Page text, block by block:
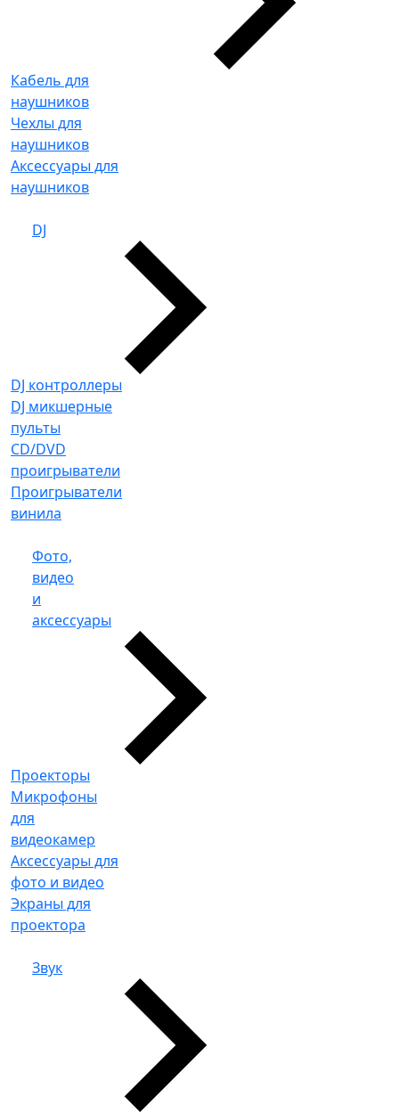
Кабель для
наушников
Чехлы для
наушников
Аксессуары для
наушников
DJ
DJ контроллеры
DJ микшерные
пульты
CD/DVD
проигрыватели
Проигрыватели
винила
Фото,
видео
и
аксессуары
Проекторы
Микрофоны
для
видеокамер
Аксессуары для
фото и видео
Экраны для
проектора
Звук